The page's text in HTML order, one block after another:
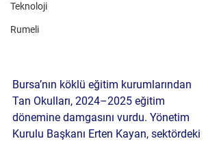
Teknoloji
Rumeli
Bursa’nın köklü eğitim kurumlarından
Tan Okulları, 2024–2025 eğitim
dönemine damgasını vurdu. Yönetim
Kurulu Başkanı Erten Kayan, sektördeki